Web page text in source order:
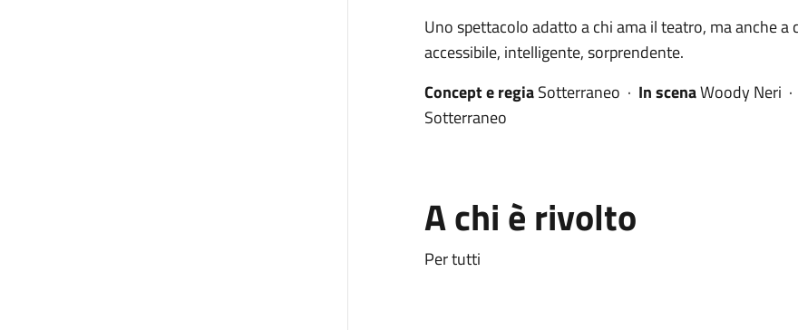
Uno spettacolo adatto a chi ama il teatro, ma anche a
accessibile, intelligente, sorprendente.
Concept e regiaSotterraneo · In scenaWoody Neri ·
Sotterraneo
A chi è rivolto
Per tutti